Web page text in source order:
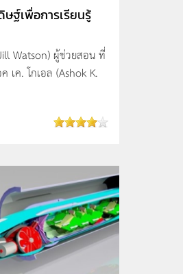
ฐ์เพื่อการเรียนรู้
Watson) ผู้ช่วยสอน ที่
เค. โกเอล (Ashok K.